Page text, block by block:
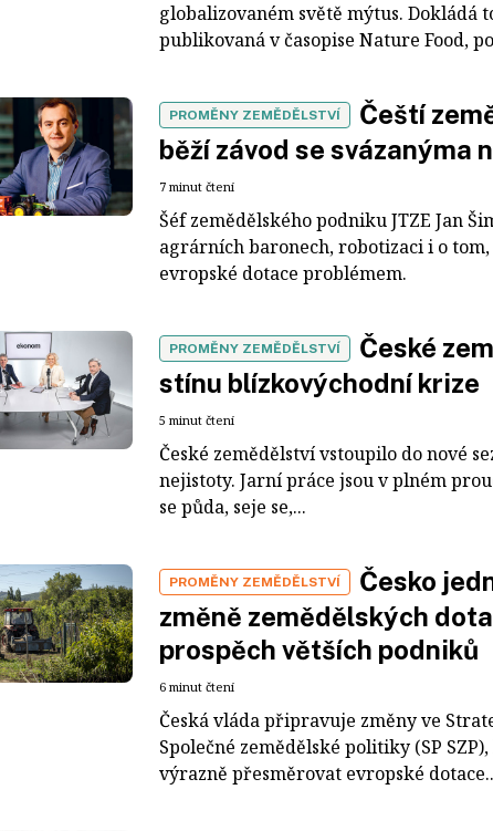
globalizovaném světě mýtus. Dokládá
publikovaná v časopise Nature Food,
PROMĚNY ZEMĚDĚLSTVÍ
Čeští
běží závod se svázanýma
7 minut čtení
Šéf zemědělského podniku JTZE Jan
agrárních baronech, robotizaci i o
evropské dotace problémem.
PROMĚNY ZEMĚDĚLSTVÍ
České
stínu blízkovýchodní krize
5 minut čtení
České zemědělství vstoupilo do nové
nejistoty. Jarní práce jsou v plném
se půda, seje se,...
PROMĚNY ZEMĚDĚLSTVÍ
Česko
změně zemědělských
prospěch větších podniků
6 minut čtení
Česká vláda připravuje změny ve
Společné zemědělské politiky (SP
výrazně přesměrovat evropské